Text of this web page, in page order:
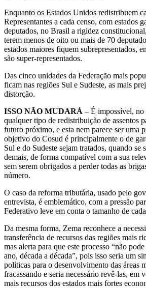
Enquanto os Estados Unidos redistribuem
Representantes a cada censo, com estados
deputados, no Brasil a rigidez
terem menos de oito ou mais de 70
estados maiores fiquem subrepresentados,
são super-representados.
Das cinco unidades da Federação mais
ficam nas regiões Sul e Sudeste, as mais
distorção.
ISSO NÃO MUDARÁ – É impossível, no
qualquer tipo de redistribuição de assentos
futuro próximo, e esta nem parece ser uma
objetivo do Cosud é principalmente o de
Sul e do Sudeste sejam tratados, quando se
demais, de forma compatível com a sua
sem serem obrigados a perder todas as
número.
O caso da reforma tributária, usado pelo
entrevista, é emblemático, com a pressão
Federativo leve em conta o tamanho de
Da mesma forma, Zema reconhece a
transferência de recursos das regiões mais
mas alerta para que este processo “não
ano, década a década”, pois isso seria um
políticas para o desenvolvimento das áreas
fracassando e seria necessário revê-las, em
mais recursos dos estados mais fortes